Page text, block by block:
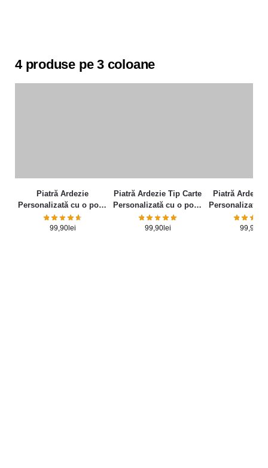
4 produse pe 3 coloane
Piatră Ardezie
Personalizată cu o poză
și mesaj – Elegance
99,90lei
Piatră Ardezie Tip Carte
Personalizată cu o poză
și mesaj
99,90lei
Piatră Ardezie
Personalizată
și mesaj
99,90